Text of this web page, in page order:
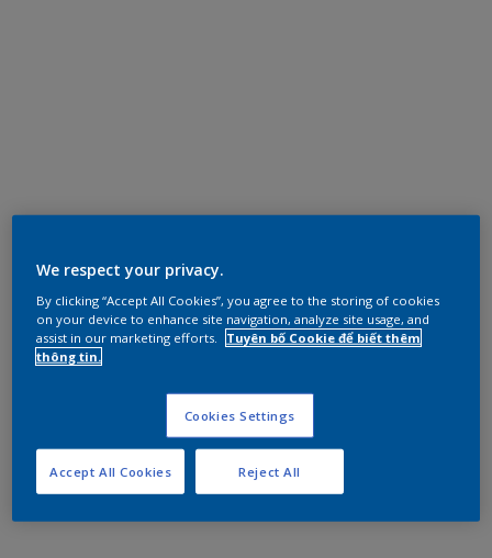
We respect your privacy.
By clicking “Accept All Cookies”, you agree to the storing of cookies
on your device to enhance site navigation, analyze site usage, and
assist in our marketing efforts.
Tuyên bố Cookie để biết thêm
thông tin.
Cookies Settings
Reject All
Accept All Cookies